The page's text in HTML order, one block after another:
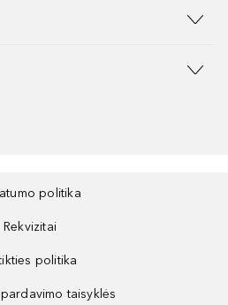
politika
Rekvizitai
politika
taisyklės